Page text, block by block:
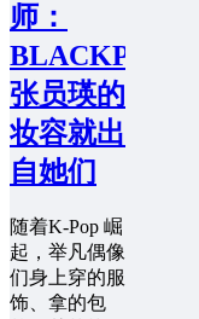
师：
BLACKPNIK、
张员瑛的
妆容就出
自她们
随着K-Pop 崛
起，举凡偶像
们身上穿的服
饰、拿的包